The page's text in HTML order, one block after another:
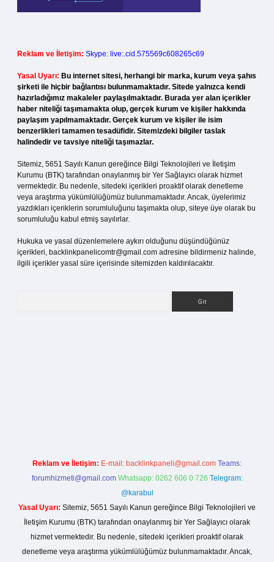
Reklam ve İletişim: Skype: live:.cid.575569c608265c69
Yasal Uyarı: Bu internet sitesi, herhangi bir marka, kurum veya şahıs
şirketi ile hiçbir bağlantısı bulunmamaktadır. Sitede yalnızca kendi
hazırladığımız makaleler paylaşılmaktadır. Burada yer alan içerikler
haber niteliği taşımamakta olup, gerçek kurum ve kişiler hakkında
paylaşım yapılmamaktadır. Gerçek kurum ve kişiler ile isim
benzerlikleri tamamen tesadüfidir. Sitemizdeki bilgiler taslak
halindedir ve tavsiye niteliği taşımazlar.
Sitemiz, 5651 Sayılı Kanun gereğince Bilgi Teknolojileri ve İletişim
Kurumu (BTK) tarafından onaylanmış bir Yer Sağlayıcı olarak hizmet
vermektedir. Bu nedenle, sitedeki içerikleri proaktif olarak denetleme
veya araştırma yükümlülüğümüz bulunmamaktadır. Ancak, üyelerimiz
yazdıkları içeriklerin sorumluluğunu taşımakta olup, siteye üye olarak bu
sorumluluğu kabul etmiş sayılırlar.
Hukuka ve yasal düzenlemelere aykırı olduğunu düşündüğünüz
içerikleri, backlinkpanelicomtr@gmail.com adresine bildirmeniz halinde,
ilgili içerikler yasal süre içerisinde sitemizden kaldırılacaktır.
Reklam ve İletişim: E-mail: backlinkpaneli@gmail.com Teams:
forumhizmeti@gmail.com Whatsapp: 0262 606 0 726 Telegram:
@karabul
Yasal Uyarı: Sitemiz, 5651 Sayılı Kanun gereğince Bilgi Teknolojileri ve
İletişim Kurumu (BTK) tarafından onaylanmış bir Yer Sağlayıcı olarak
hizmet vermektedir. Bu nedenle, sitedeki içerikleri proaktif olarak
denetleme veya araştırma yükümlülüğümüz bulunmamaktadır. Ancak,